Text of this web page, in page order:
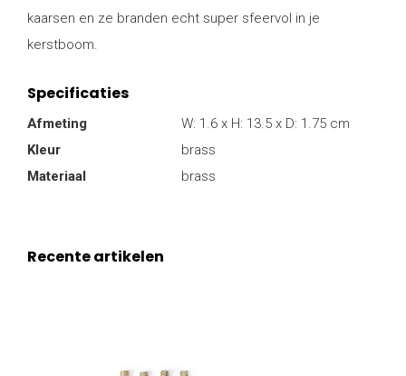
kaarsen en ze branden echt super sfeervol in je
kerstboom.
Specificaties
Afmeting
W: 1.6 x H: 13.5 x D: 1.75 cm
Kleur
brass
Materiaal
brass
Recente artikelen